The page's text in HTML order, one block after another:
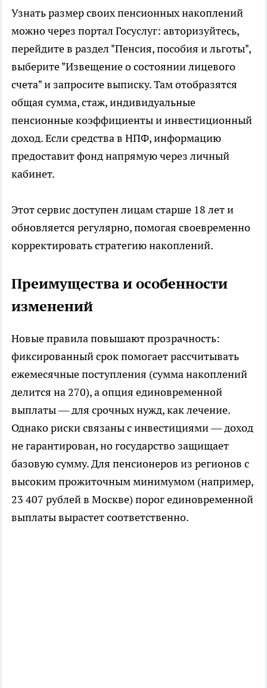
Узнать размер своих пенсионных накоплений
можно через портал Госуслуг: авторизуйтесь,
перейдите в раздел "Пенсия, пособия и льготы",
выберите "Извещение о состоянии лицевого
счета" и запросите выписку. Там отобразятся
общая сумма, стаж, индивидуальные
пенсионные коэффициенты и инвестиционный
доход. Если средства в НПФ, информацию
предоставит фонд напрямую через личный
кабинет.
Этот сервис доступен лицам старше 18 лет и
обновляется регулярно, помогая своевременно
корректировать стратегию накоплений.
Преимущества и особенности
изменений
Новые правила повышают прозрачность:
фиксированный срок помогает рассчитывать
ежемесячные поступления (сумма накоплений
делится на 270), а опция единовременной
выплаты — для срочных нужд, как лечение.
Однако риски связаны с инвестициями — доход
не гарантирован, но государство защищает
базовую сумму. Для пенсионеров из регионов с
высоким прожиточным минимумом (например,
23 407 рублей в Москве) порог единовременной
выплаты вырастет соответственно.